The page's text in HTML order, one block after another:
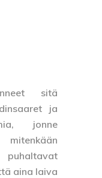
sitä
ja
jonne
puhaltavat
aina laiva